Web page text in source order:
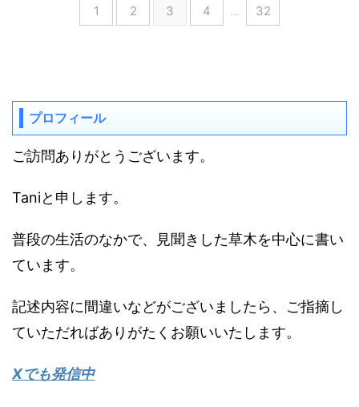
1 2 3 4 … 32
プロフィール
ご訪問ありがとうございます。
Taniと申します。
普段の生活のなかで、見聞きした草木を中心に書い
ています。
記述内容に間違いなどがございましたら、ご指摘し
ていただればありがたくお願いいたします。
Xでも発信中